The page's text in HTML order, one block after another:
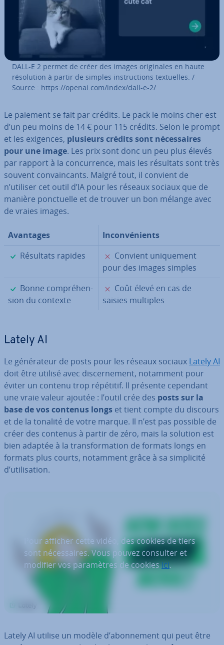
DALL-E 2 permet de créer des images ori­gi­nales en haute
ré­so­lu­tion à partir de simples ins­truc­tions tex­tuelles. /
Source : https://openai.com/index/dall-e-2/
Le paiement se fait par crédits. Le pack le moins cher est
d’un peu moins de 14 € pour 115 crédits. Selon le prompt
et les exigences, plusieurs crédits sont né­ces­saires
pour une image. Les prix sont donc un peu plus élevés
par rapport à la con­cur­rence, mais les résultats sont très
souvent con­vain­cants. Malgré tout, il convient de
n’utiliser cet outil d’IA pour les réseaux sociaux que de
manière ponc­tuelle et de trouver un bon mélange avec
de vraies images.
Avantages
In­con­vé­nients
✓
Résultats rapides ✗
Convient uni­que­ment
pour des images simples
✓
Bonne com­pré­hen­
sion du contexte
✗
Coût élevé en cas de
saisies multiples
Lately AI
Le gé­né­ra­teur de posts pour les réseaux sociaux Lately AI
doit être utilisé avec dis­cer­ne­ment, notamment pour
éviter un contenu trop répétitif. Il présente cependant
une vraie valeur ajoutée : l’outil crée des posts sur la
base de vos contenus longs et tient compte du discours
et de la tonalité de votre marque. Il n’est pas possible de
créer des contenus à partir de zéro, mais la solution est
bien adaptée à la trans­for­ma­tion de formats longs en
formats plus courts, notamment grâce à sa sim­pli­cité
d’uti­li­sa­tion.
Pour afficher cette vidéo, des cookies de tiers
sont né­ces­saires. Vous pouvez consulter et
modifier vos pa­ra­mètres de cookiesici.
Lately AI utilise un modèle d’abon­ne­ment qui peut être